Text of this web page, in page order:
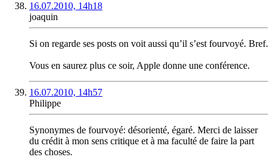
16.07.2010, 14h18
joaquin
Si on regarde ses posts on voit aussi qu’il s’est fourvoyé. Bref.
Vous en saurez plus ce soir, Apple donne une conférence.
16.07.2010, 14h57
Philippe
Synonymes de fourvoyé: désorienté, égaré. Merci de laisser
du crédit à mon sens critique et à ma faculté de faire la part
des choses.